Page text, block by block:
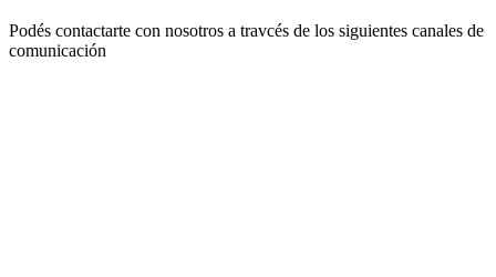
Podés contactarte con nosotros a travcés de los siguientes canales de
comunicación